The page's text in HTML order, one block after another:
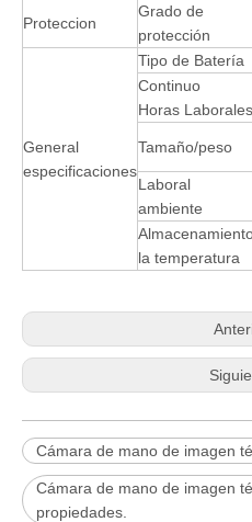
Proteccion
Grado de
protección
General
especificaciones
Tipo de Batería
Continuo
Horas Laborales
Tamaño/peso
Laboral
ambiente
la temperatura
Cámara de mano de imagen
Cámara de mano de imagen
propiedades.